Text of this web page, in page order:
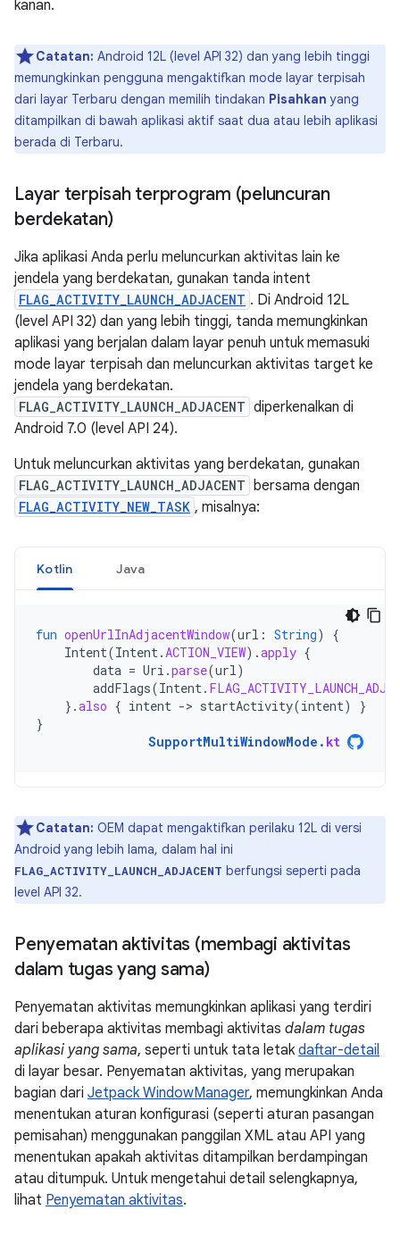
kanan.
Catatan: Android 12L (level API 32) dan yang lebih tinggi
memungkinkan pengguna mengaktifkan mode layar terpisah
dari layar Terbaru dengan memilih tindakan Pisahkan yang
ditampilkan di bawah aplikasi aktif saat dua atau lebih aplikasi
berada di Terbaru.
Layar terpisah terprogram (peluncuran
berdekatan)
Jika aplikasi Anda perlu meluncurkan aktivitas lain ke
jendela yang berdekatan, gunakan tanda intent
FLAG_ACTIVITY_LAUNCH_ADJACENT . Di Android 12L
(level API 32) dan yang lebih tinggi, tanda memungkinkan
aplikasi yang berjalan dalam layar penuh untuk memasuki
mode layar terpisah dan meluncurkan aktivitas target ke
jendela yang berdekatan.
FLAG_ACTIVITY_LAUNCH_ADJACENT diperkenalkan di
Android 7.0 (level API 24).
Untuk meluncurkan aktivitas yang berdekatan, gunakan
FLAG_ACTIVITY_LAUNCH_ADJACENT bersama dengan
FLAG_ACTIVITY_NEW_TASK , misalnya:
Kotlin Java
fun openUrlInAdjacentWindow(url : String)
{
Intent(Intent.ACTION_VIEW).apply {
data = Uri .parse(url)
addFlags(Intent.
}.also { intent -> startActivity(intent)
}
}
SupportMultiWindowMode . kt
Catatan: OEM dapat mengaktifkan perilaku 12L di versi
Android yang lebih lama, dalam hal ini
FLAG_ACTIVITY_LAUNCH_ADJACENT berfungsi seperti pada
level API 32.
Penyematan aktivitas (membagi aktivitas
dalam tugas yang sama)
Penyematan aktivitas memungkinkan aplikasi yang terdiri
dari beberapa aktivitas membagi aktivitas dalam tugas
aplikasi yang sama, seperti untuk tata letak daftar-detail
di layar besar. Penyematan aktivitas, yang merupakan
bagian dari Jetpack WindowManager, memungkinkan Anda
menentukan aturan konfigurasi (seperti aturan pasangan
pemisahan) menggunakan panggilan XML atau API yang
menentukan apakah aktivitas ditampilkan berdampingan
atau ditumpuk. Untuk mengetahui detail selengkapnya,
lihat Penyematan aktivitas.